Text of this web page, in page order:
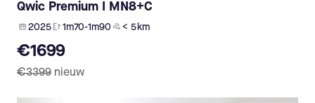
Qwic Premium I MN8+C
2025 1m70-1m90 < 5 km
€1699
€3399 nieuw